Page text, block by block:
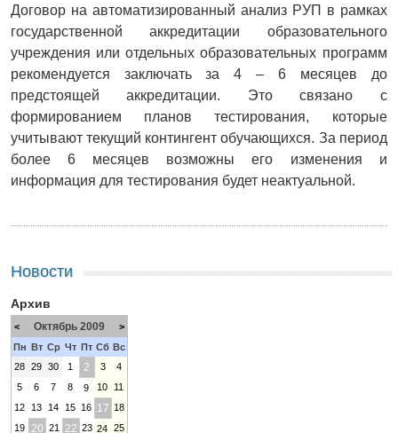
Договор на автоматизированный анализ РУП в рамках
государственной аккредитации образовательного
учреждения или отдельных образовательных программ
рекомендуется заключать за 4 – 6 месяцев до
предстоящей аккредитации. Это связано с
формированием планов тестирования, которые
учитывают текущий контингент обучающихся. За период
более 6 месяцев возможны его изменения и
информация для тестирования будет неактуальной.
Новости
Архив
< Октябрь 2009
>
Пн
Вт Ср Чт Пт Сб Вс
28
29 30 1 2 3
4
5
6 7 8 9 10
11
12
13 14 15 16 17 18
19
20 21 22 23 24 25